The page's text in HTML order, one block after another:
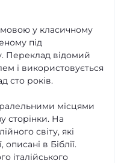
мовою у класичному
під
Переклад відомий
і використовується
сто років.
місцями
сторінки. На
світу, які
в Біблії.
італійського